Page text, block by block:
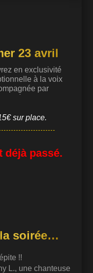
23 avril
en exclusivité
à la voix
par
dévoilera les
album Stardust,
soirée magique
du jazz.
sur place.
déjà passé.
soirée…
!!
L., une chanteuse